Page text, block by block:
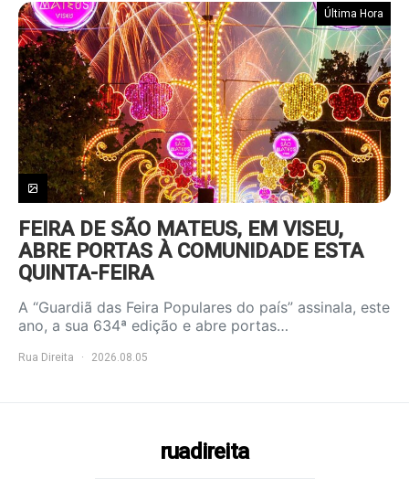
Última Hora
FEIRA DE SÃO MATEUS, EM VISEU,
ABRE PORTAS À COMUNIDADE ESTA
QUINTA-FEIRA
A “Guardiã das Feira Populares do país” assinala, este
ano, a sua 634ª edição e abre portas…
Rua Direita 2026.08.05
ruadireita